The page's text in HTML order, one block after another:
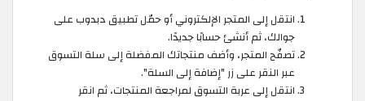
انتقل إلى المتجر الإلكتروني أو حمّل تطبيق دبدوب على
جوالك، ثم أنشئ حسابًا جديدًا.
تصفّح المتجر، وأضف منتجاتك المفضلة إلى سلة التسوق
عبر النقر على زر "إضافة إلى السلة".
انتقل إلى عربة التسوق لمراجعة المنتجات، ثم انقر